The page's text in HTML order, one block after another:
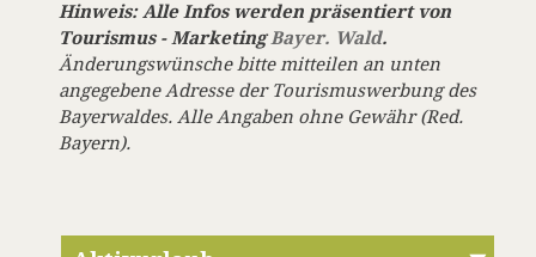
Hinweis: Alle Infos werden präsentiert von
Tourismus - MarketingBayer. Wald.
Änderungswünsche bitte mitteilen an unten
angegebene Adresse der Tourismuswerbung des
Bayerwaldes. Alle Angaben ohne Gewähr (Red.
Bayern).